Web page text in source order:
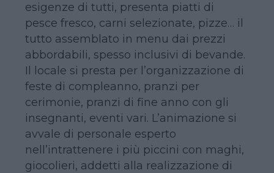
esigenze di tutti, presenta piatti di
pesce fresco, carni selezionate, pizze… il
tutto assemblato in menu dai prezzi
abbordabili, spesso inclusivi di bevande.
Il locale si presta per l’organizzazione di
feste di compleanno, pranzi per
cerimonie, pranzi di fine anno con gli
insegnanti, eventi vari. L’animazione si
avvale di personale esperto
nell’intrattenere i più piccini con maghi,
giocolieri, addetti alla realizzazione di